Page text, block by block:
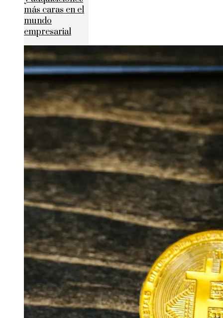
más caras en el
mundo
empresarial